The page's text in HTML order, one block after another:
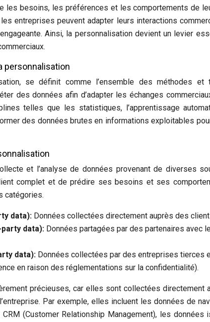
les besoins, les préférences et les comportements de
entreprises peuvent adapter leurs interactions
Ainsi, la personnalisation devient un levier
personnalisation
se définit comme l’ensemble des méthodes et
des données afin d’adapter les échanges
telles que les statistiques, l’apprentissage
des données brutes en informations exploitables
et l’analyse de données provenant de diverses
complet et de prédire ses besoins et ses
catégories.
data): Données collectées directement auprès des
data): Données partagées par des partenaires avec
data): Données collectées par des entreprises tierces
en raison des réglementations sur la confidentialité).
précieuses, car elles sont collectées directement
Par exemple, elles incluent les données de
(Customer Relationship Management), les données